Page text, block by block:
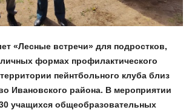
«Лесные встречи» для подростков,
формах профилактического
пейнтбольного клуба близ
Ивановского района. В мероприятии
учащихся общеобразовательных